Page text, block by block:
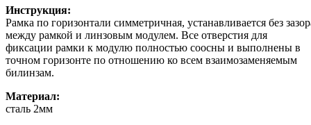
Инструкция:
Рамка по горизонтали симметричная, устанавливается без
между рамкой и линзовым модулем. Все отверстия для
фиксации рамки к модулю полностью соосны и выполнены в
точном горизонте по отношению ко всем взаимозаменяемым
билинзам.
Материал:
сталь 2мм